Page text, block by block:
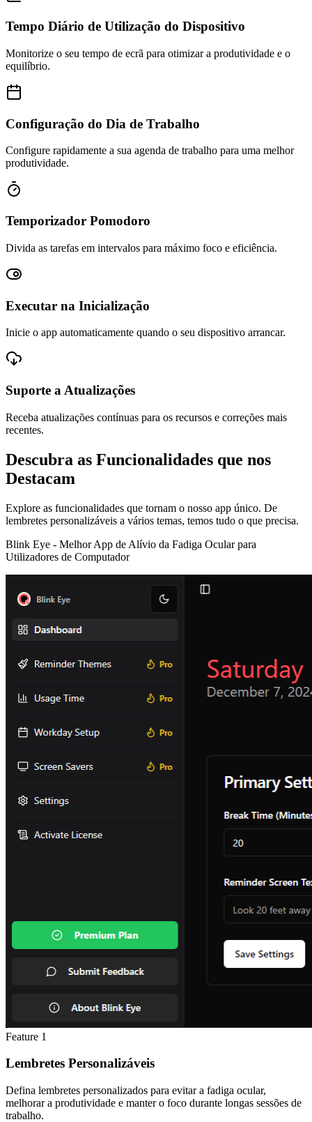
Tempo Diário de Utilização do Dispositivo
Monitorize o seu tempo de ecrã para otimizar a produtividade e o
equilíbrio.
Configuração do Dia de Trabalho
Configure rapidamente a sua agenda de trabalho para uma melhor
produtividade.
Temporizador Pomodoro
Divida as tarefas em intervalos para máximo foco e eficiência.
Executar na Inicialização
Inicie o app automaticamente quando o seu dispositivo arrancar.
Suporte a Atualizações
Receba atualizações contínuas para os recursos e correções mais
recentes.
Descubra as Funcionalidades que nos
Destacam
Explore as funcionalidades que tornam o nosso app único. De
lembretes personalizáveis a vários temas, temos tudo o que precisa.
Blink Eye - Melhor App de Alívio da Fadiga Ocular para
Utilizadores de Computador
Feature 1
Lembretes Personalizáveis
Defina lembretes personalizados para evitar a fadiga ocular,
melhorar a produtividade e manter o foco durante longas sessões de
trabalho.